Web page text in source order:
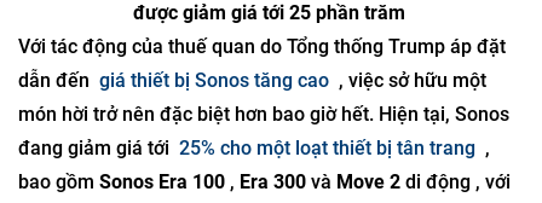
được giảm giá tới 25 phần trăm
Với tác động của thuế quan do Tổng thống Trump áp đặt
dẫn đến giá thiết bị Sonos tăng cao , việc sở hữu một
món hời trở nên đặc biệt hơn bao giờ hết. Hiện tại, Sonos
đang giảm giá tới 25% cho một loạt thiết bị tân trang ,
bao gồm Sonos Era 100 , Era 300 và Move 2 di động , với